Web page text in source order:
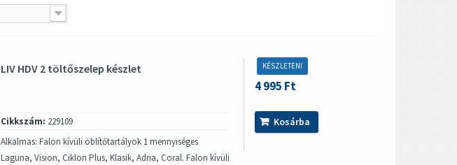
LIV HDV 2 töltőszelep készlet
Cikkszám: 229109
Alkalmas: Falon kívüli öblítőtartályok 1 mennyiséges
Laguna, Vision, Ciklon Plus, Klasik, Adria, Coral. Falon kívüli
KÉSZLETEN!
4 995 Ft
Kosárba